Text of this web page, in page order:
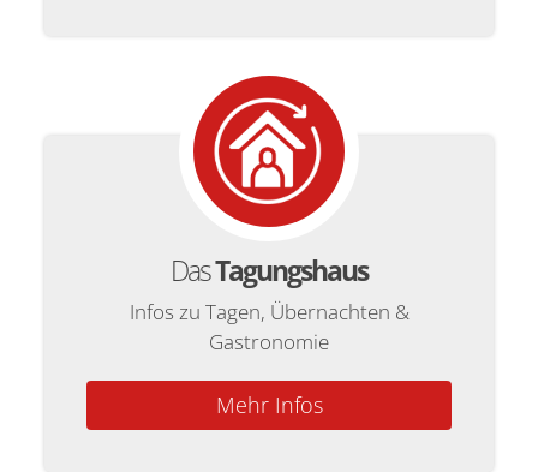
DasTagungshaus
Infos zu Tagen, Übernachten &
Gastronomie
Mehr Infos